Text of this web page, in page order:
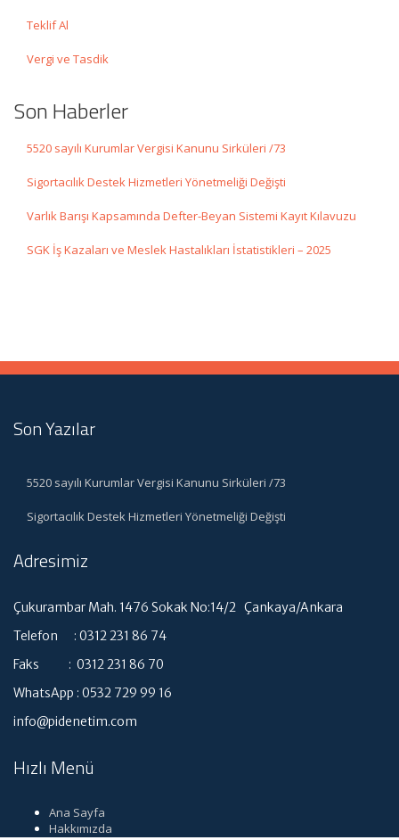
Teklif Al
Vergi ve Tasdik
Son Haberler
5520 sayılı Kurumlar Vergisi Kanunu Sirküleri /73
Sigortacılık Destek Hizmetleri Yönetmeliği Değişti
Varlık Barışı Kapsamında Defter-Beyan Sistemi Kayıt Kılavuzu
SGK İş Kazaları ve Meslek Hastalıkları İstatistikleri – 2025
Son Yazılar
5520 sayılı Kurumlar Vergisi Kanunu Sirküleri /73
Sigortacılık Destek Hizmetleri Yönetmeliği Değişti
Adresimiz
Çukurambar Mah. 1476 Sokak No:14/2 Çankaya/Ankara
Telefon : 0312 231 86 74
Faks : 0312 231 86 70
WhatsApp : 0532 729 99 16
info@pidenetim.com
Hızlı Menü
Ana Sayfa
Hakkımızda